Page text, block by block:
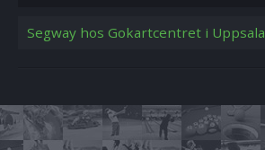
Segway hos Gokartcentret i Uppsala